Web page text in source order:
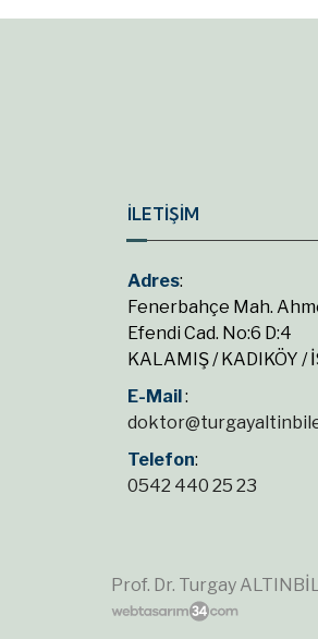
İLETİŞİM
Adres:
Fenerbahçe Mah.
Efendi Cad. No:6 D:4
KALAMIŞ / KADIKÖY /
E-Mail:
Telefon:
0542 440 25 23
Prof. Dr. Turgay